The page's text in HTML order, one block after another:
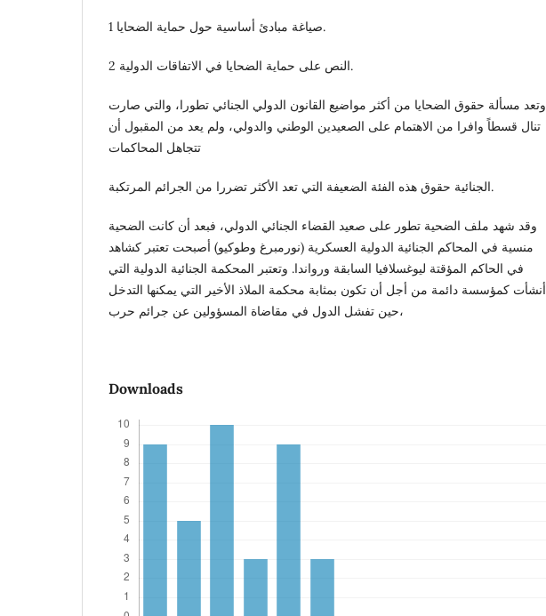
1 صياغة مبادئ أساسية حول حماية الضحايا.
2 النص على حماية الضحايا في الاتفاقات الدولية.
وتعد مسألة حقوق الضحايا من أكثر مواضيع القانون الدولي الجنائي تطورا، والتي صارت
تنال قسطاً وافرا من الاهتمام على الصعيدين الوطني والدولي، ولم يعد من المقبول أن
تتجاهل المحاكمات
الجنائية حقوق هذه الفئة الضعيفة التي تعد الأكثر تضررا من الجرائم المرتكبة.
وقد شهد ملف الضحية تطور على صعيد القضاء الجنائي الدولي، فبعد أن كانت الضحية
منسية في المحاكم الجنائية الدولية العسكرية (نورمبرغ وطوكيو) أصبحت تعتبر كشاهد
في الحاكم المؤقتة ليوغسلافيا السابقة ورواندا. وتعتبر المحكمة الجنائية الدولية التي
أنشأت كمؤسسة دائمة من أجل أن تكون بمثابة محكمة الملاذ الأخير التي يمكنها التدخل
حين تفشل الدول في مقاضاة المسؤولين عن جرائم حرب،
Downloads